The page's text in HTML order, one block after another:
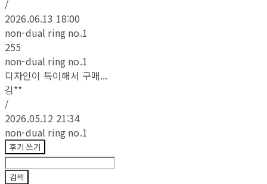
/
2026.06.13 18:00
non-dual ring no.1
255
non-dual ring no.1
디자인이 특이해서 구매...
김**
/
2026.05.12 21:34
non-dual ring no.1
후기 쓰기
검색